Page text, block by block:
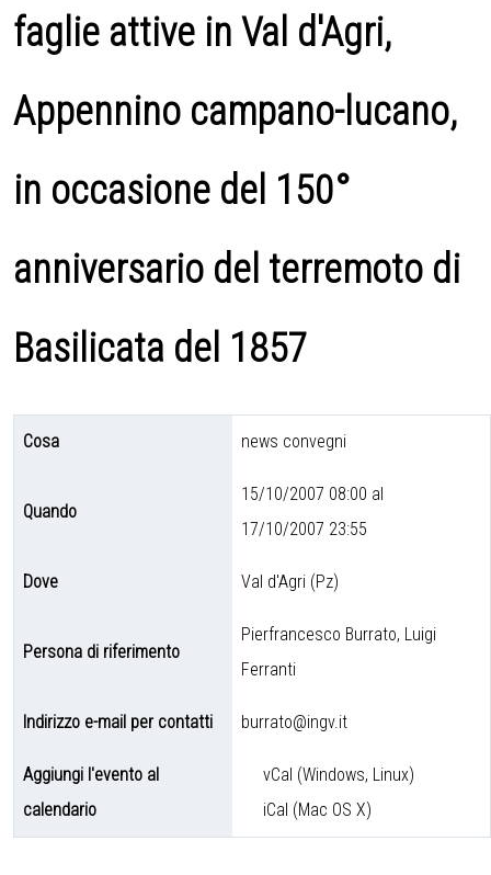
faglie attive in Val d'Agri,
Appennino campano-lucano,
in occasione del 150°
anniversario del terremoto di
Basilicata del 1857
Cosa news convegni
Quando
15/10/2007 08:00 al
17/10/2007 23:55
Dove Val d'Agri (Pz)
Persona di riferimento
Pierfrancesco Burrato, Luigi
Ferranti
Indirizzo e-mail per contatti burrato@ingv.it
Aggiungi l'evento al
calendario
vCal (Windows, Linux)
iCal (Mac OS X)